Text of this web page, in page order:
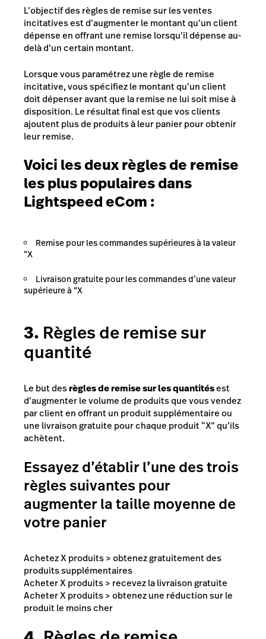
L’objectif des règles de remise sur les ventes
incitatives est d’augmenter le montant qu’un client
dépense en offrant une remise lorsqu’il dépense au-
delà d’un certain montant.
Lorsque vous paramétrez une règle de remise
incitative, vous spécifiez le montant qu’un client
doit dépenser avant que la remise ne lui soit mise à
disposition. Le résultat final est que vos clients
ajoutent plus de produits à leur panier pour obtenir
leur remise.
Voici les deux règles de remise
les plus populaires dans
Lightspeed eCom :
Remise pour les commandes supérieures à la valeur
“X
Livraison gratuite pour les commandes d’une valeur
supérieure à “X
3. Règles de remise sur
quantité
Le but desrègles de remise sur les quantitésest
d’augmenter le volume de produits que vous vendez
par client en offrant un produit supplémentaire ou
une livraison gratuite pour chaque produit “X” qu’ils
achètent.
Essayez d’établir l’une des trois
règles suivantes pour
augmenter la taille moyenne de
votre panier
Achetez X produits > obtenez gratuitement des
produits supplémentaires
Acheter X produits > recevez la livraison gratuite
Acheter X produits > obtenez une réduction sur le
produit le moins cher